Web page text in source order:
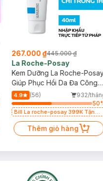
267.000 ₫445.000 ₫
La Roche-Posay
Kem Dưỡng La Roche-
Giúp Phục Hồi Da Đa Công
Dụng 40ml
4.9 (56)
932/
50
Bill La roche-posay 399K Tặng
Gel rửa mặt da dầu nhạy cảm
50ml (SL có hạn)
Thêm giỏ hàng